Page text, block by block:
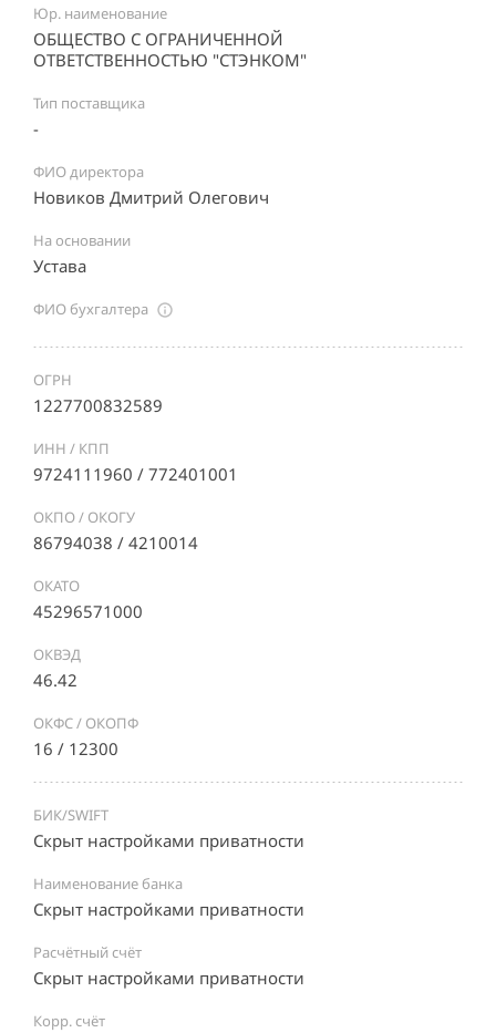
Юр. наименование
ОБЩЕСТВО С ОГРАНИЧЕННОЙ
ОТВЕТСТВЕННОСТЬЮ "СТЭНКОМ"
Тип поставщика
-
ФИО директора
Новиков Дмитрий Олегович
На основании
Устава
ФИО бухгалтера
ОГРН
1227700832589
ИНН / КПП
9724111960 / 772401001
ОКПО / ОКОГУ
86794038 / 4210014
ОКАТО
45296571000
ОКВЭД
46.42
ОКФС / ОКОПФ
16 / 12300
БИК/SWIFT
Скрыт настройками приватности
Наименование банка
Скрыт настройками приватности
Расчётный счёт
Скрыт настройками приватности
Корр. счёт